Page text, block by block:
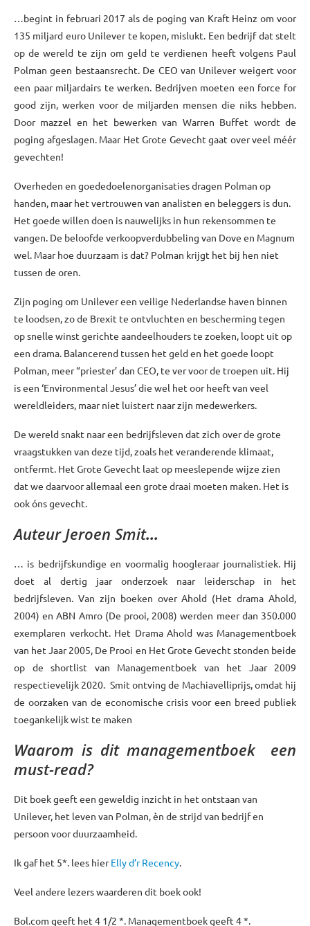
…begint in februari 2017 als de poging van Kraft Heinz om voor
135 miljard euro Unilever te kopen, mislukt. Een bedrijf dat stelt
op de wereld te zijn om geld te verdienen heeft volgens Paul
Polman geen bestaansrecht. De CEO van Unilever weigert voor
een paar miljardairs te werken. Bedrijven moeten een force for
good zijn, werken voor de miljarden mensen die niks hebben.
Door mazzel en het bewerken van Warren Buffet wordt de
poging afgeslagen. Maar Het Grote Gevecht gaat over veel méér
gevechten!
Overheden en goededoelenorganisaties dragen Polman op
handen, maar het vertrouwen van analisten en beleggers is dun.
Het goede willen doen is nauwelijks in hun rekensommen te
vangen. De beloofde verkoopverdubbeling van Dove en Magnum
wel. Maar hoe duurzaam is dat? Polman krijgt het bij hen niet
tussen de oren.
Zijn poging om Unilever een veilige Nederlandse haven binnen
te loodsen, zo de Brexit te ontvluchten en bescherming tegen
op snelle winst gerichte aandeelhouders te zoeken, loopt uit op
een drama. Balancerend tussen het geld en het goede loopt
Polman, meer “priester’ dan CEO, te ver voor de troepen uit. Hij
is een ‘Environmental Jesus’ die wel het oor heeft van veel
wereldleiders, maar niet luistert naar zijn medewerkers.
De wereld snakt naar een bedrijfsleven dat zich over de grote
vraagstukken van deze tijd, zoals het veranderende klimaat,
ontfermt. Het Grote Gevecht laat op meeslepende wijze zien
dat we daarvoor allemaal een grote draai moeten maken. Het is
ook óns gevecht.
Auteur Jeroen Smit…
… is bedrijfskundige en voormalig hoogleraar journalistiek. Hij
doet al dertig jaar onderzoek naar leiderschap in het
bedrijfsleven. Van zijn boeken over Ahold (Het drama Ahold,
2004) en ABN Amro (De prooi, 2008) werden meer dan 350.000
exemplaren verkocht. Het Drama Ahold was Managementboek
van het Jaar 2005, De Prooi en Het Grote Gevecht stonden beide
op de shortlist van Managementboek van het Jaar 2009
respectievelijk 2020. Smit ontving de Machiavelliprijs, omdat hij
de oorzaken van de economische crisis voor een breed publiek
toegankelijk wist te maken
Waarom is dit managementboek een
must-read?
Dit boek geeft een geweldig inzicht in het ontstaan van
Unilever, het leven van Polman, èn de strijd van bedrijf en
persoon voor duurzaamheid.
Ik gaf het 5*. lees hierElly d’r Recency.
Veel andere lezers waarderen dit boek ook!
Bol.com geeft het 4 1/2 *. Managementboek geeft 4 *.